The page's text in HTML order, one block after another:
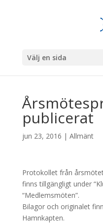
Välj en sida
publicerat
jun 23, 2016 | Allmänt
Protokollet från
finns tillgängligt under
“Medlemsmöten”.
Bilagor och originalet
Hamnkapten.